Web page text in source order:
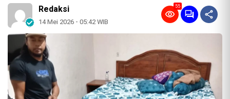
Redaksi
14 Mei 2026 - 05:42 WIB
55